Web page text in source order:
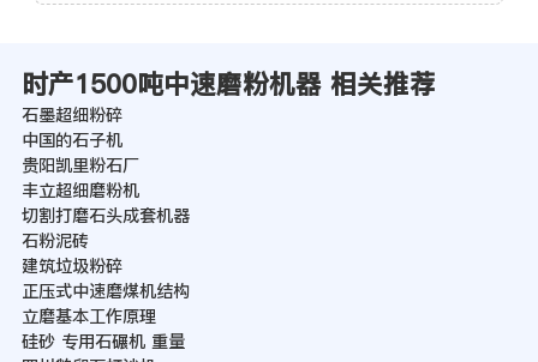
时产1500吨中速磨粉机器 相关推荐
石墨超细粉碎
中国的石子机
贵阳凯里粉石厂
丰立超细磨粉机
切割打磨石头成套机器
石粉泥砖
建筑垃圾粉碎
正压式中速磨煤机结构
立磨基本工作原理
硅砂 专用石碾机 重量